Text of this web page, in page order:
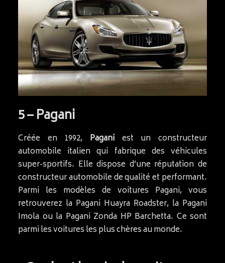
5 – Pagani
Créée en 1992, Pagani est un constructeur
automobile italien qui fabrique des véhicules
super-sportifs. Elle dispose d’une réputation de
constructeur automobile de qualité et performant.
Parmi les modèles de voitures Pagani, vous
retrouverez la Pagani Huayra Roadster, la Pagani
Imola ou la Pagani Zonda HP Barchetta. Ce sont
parmi les voitures les plus chères au monde.